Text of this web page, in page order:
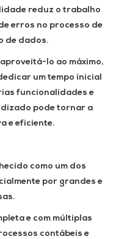
reduz o trabalho
erros no processo de
de dados.
lo ao máximo,
um tempo inicial
funcionalidades e
pode tornar a
e eficiente.
como um dos
por grandes e
e com múltiplas
contábeis e